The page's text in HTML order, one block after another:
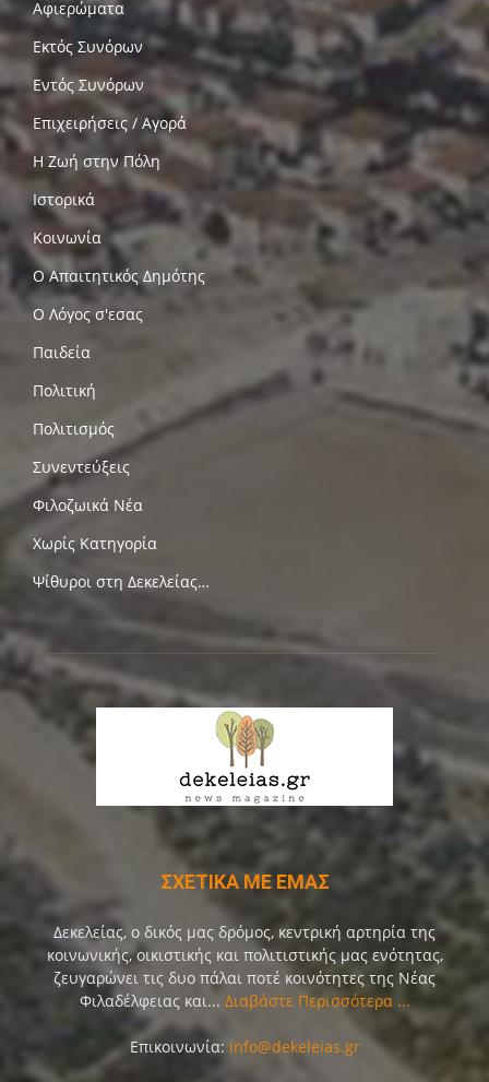
Αφιερώματα
Εκτός Συνόρων
Εντός Συνόρων
Επιχειρήσεις / Αγορά
Η Ζωή στην Πόλη
Ιστορικά
Κοινωνία
Ο Απαιτητικός Δημότης
Ο Λόγος σ'εσας
Παιδεία
Πολιτική
Πολιτισμός
Συνεντεύξεις
Φιλοζωικά Νέα
Χωρίς Κατηγορία
Ψίθυροι στη Δεκελείας…
ΣΧΕΤΙΚΑ ΜΕ ΕΜΑΣ
Δεκελείας, ο δικός μας δρόμος, κεντρική αρτηρία της
κοινωνικής, οικιστικής και πολιτιστικής μας ενότητας,
ζευγαρώνει τις δυο πάλαι ποτέ κοινότητες της Νέας
Φιλαδέλφειας και... Διαβάστε Περισσότερα ...
Επικοινωνία: info@dekeleias.gr